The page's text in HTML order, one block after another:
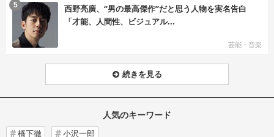
西野亮廣、“男の最高傑作”だと思う人物を実名告白
「才能、人間性、ビジュアル...
芸能・音楽
5
続きを見る
人気のキーワード
橋下徹 小沢一郎